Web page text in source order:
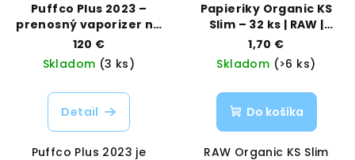
Puffco Plus 2023 –
prenosný vaporizer na
koncentráty | Puffco |
Vaporama
120 €
Skladom (3 ks)
Detail
Puffco Plus 2023 je
Papieriky Organic KS
Slim – 32 ks | RAW |
Vaporama
1,70 €
Skladom (>6 ks)
Do košíka
RAW Organic KS Slim